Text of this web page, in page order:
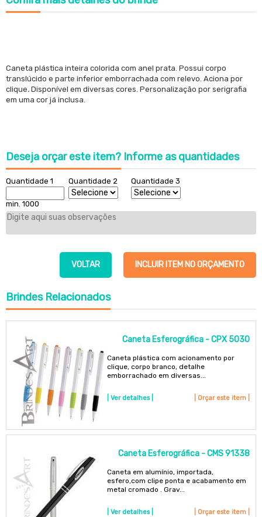
Caneta plástica inteira colorida com anel prata. Possui corpo
translúcido e parte inferior emborrachada com relevo. Aciona por
clique. Disponível em diversas cores. Personalização por serigrafia
em uma cor já inclusa.
Deseja orçar este item? Informe as quantidades
Quantidade 1
min. 1000
Quantidade 2 Quantidade 3
INCLUIR ITEM NO ORÇAMENTO
VOLTAR
BrindesRelacionados
Caneta Esferográfica - CPX 5030
Caneta plástica com acionamento por
clique, corpo branco, detalhe
emborrachado em diversas...
| Ver detalhes | | Orçar este item |
Caneta Esferográfica - CMS 91338
Caneta em alumínio, importada,
esfero,com clipe ponta e acabamento em
metal cromado . Grav...
| Ver detalhes | | Orçar este item |